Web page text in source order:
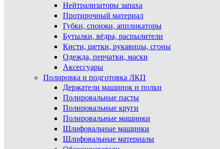
Нейтрализаторы запаха
Протирочный материал
Губки, спонжи, аппликаторы
Бутылки, вёдра, распылители
Кисти, щетки, рукавицы, сгоны
Одежда, перчатки, маски
Аксессуары
Полировка и подготовка ЛКП
Держатели машинок и полки
Полировальные пасты
Полировальные круги
Полировальные машинки
Шлифовальные машинки
Шлифовальные материалы